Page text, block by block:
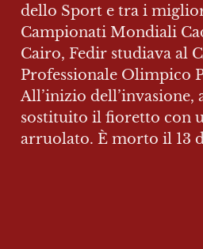
dello Sport e tra i
Campionati Mondiali
Cairo, Fedir studiava al
Professionale Olimpico
All’inizio dell’invasione,
sostituito il fioretto con
arruolato. È morto il 13